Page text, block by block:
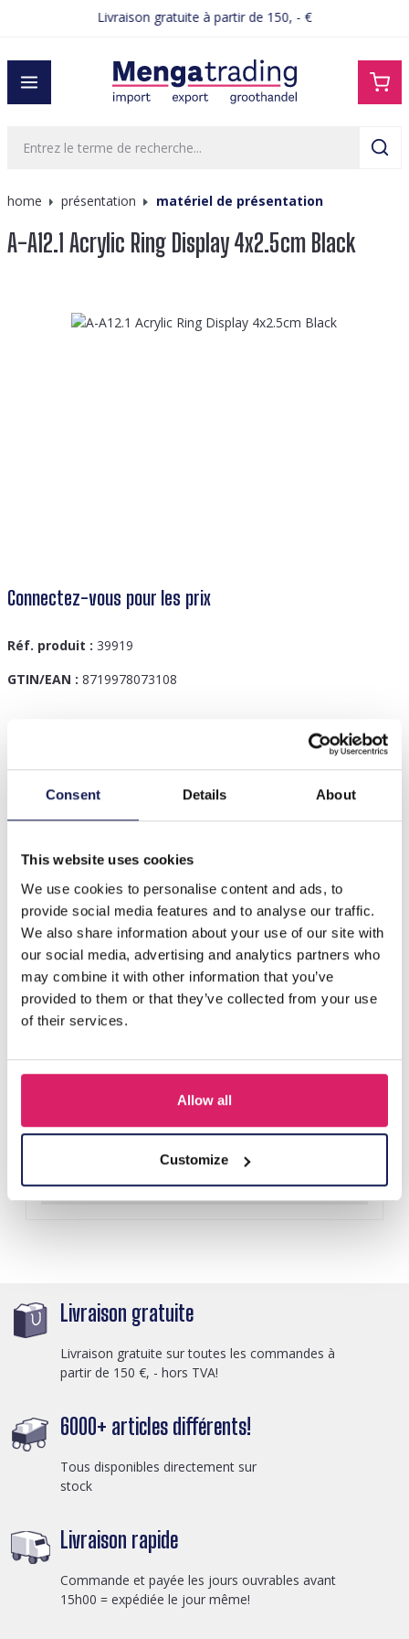
Consent Details About
This website uses cookies
We use cookies to personalise content and ads, to
provide social media features and to analyse our traffic.
We also share information about your use of our site with
our social media, advertising and analytics partners who
may combine it with other information that you’ve
provided to them or that they’ve collected from your use
of their services.
Allow all
Customize
Livraison gratuite à partir de 150, - €
home présentation matériel de présentation
A-A12.1 Acrylic Ring Display 4x2.5cm Black
Ignorer la galerie d'images
Connectez-vous pour les prix
Réf. produit : 39919
GTIN/EAN : 8719978073108
A-A12.1 Présentoir à anneaux en acrylique 4x2,5 cm Noir
D'autres ont acheté aussi
27x22x7cm Gold
Détails
Livraison gratuite
Livraison gratuite sur toutes les commandes à
partir de 150 €, - hors TVA!
6000+ articles différents!
Tous disponibles directement sur
stock
Livraison rapide
Commande et payée les jours ouvrables avant
15h00 = expédiée le jour même!